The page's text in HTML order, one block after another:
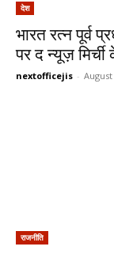
देश
भारत रत्न पूर्व
पर द न्यूज़
nextofficejis - August
राजनीति